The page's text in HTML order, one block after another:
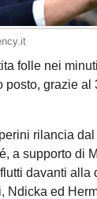
folle nei
grazie al
rilancia
a supporto di
davanti alla
Ndicka ed